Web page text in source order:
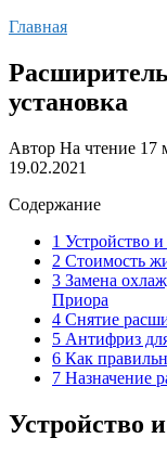
Главная
установка
Автор На чтение 17
19.02.2021
Содержание
1 Устройство
2 Стоимость
3 Замена
Приора
4 Снятие
5 Антифриз
6 Как
7 Назначение
Устройство